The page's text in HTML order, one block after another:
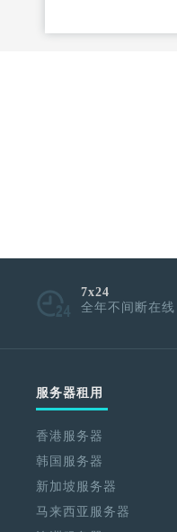
7x24
全年不间断在线
服务器租用
香港服务器
韩国服务器
新加坡服务器
马来西亚服务器